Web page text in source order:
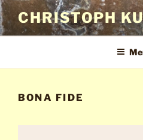
Zum
Inhalt
springen
CHRISTOPH
BONA FIDE